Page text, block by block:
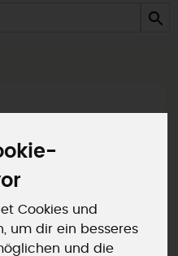
Cookies und
um dir ein besseres
und die